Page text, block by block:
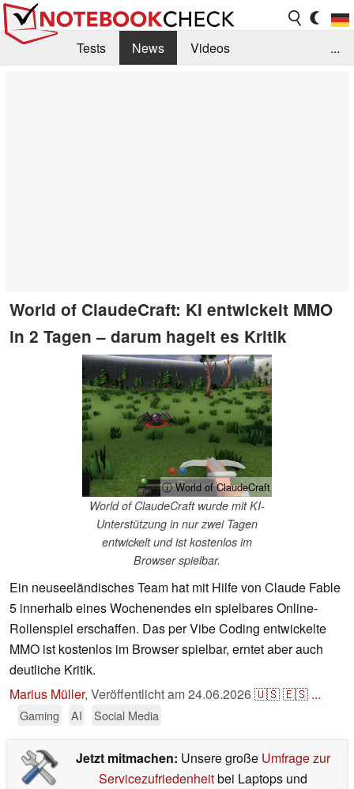
Tests News
Videos
...
World of ClaudeCraft: KI entwickelt MMO
in 2 Tagen – darum hagelt es Kritik
ⓘ World of ClaudeCraft
World of ClaudeCraft wurde mit KI-
Unterstützung in nur zwei Tagen
entwickelt und ist kostenlos im
Browser spielbar.
Ein neuseeländisches Team hat mit Hilfe von Claude Fable
5 innerhalb eines Wochenendes ein spielbares Online-
Rollenspiel erschaffen. Das per Vibe Coding entwickelte
MMO ist kostenlos im Browser spielbar, erntet aber auch
deutliche Kritik.
Marius Müller, Veröffentlicht am24.06.2026🇺🇸🇪🇸 ...
Gaming AI Social Media
Jetzt mitmachen: Unsere große Umfrage zur
Servicezufriedenheitbei Laptops und